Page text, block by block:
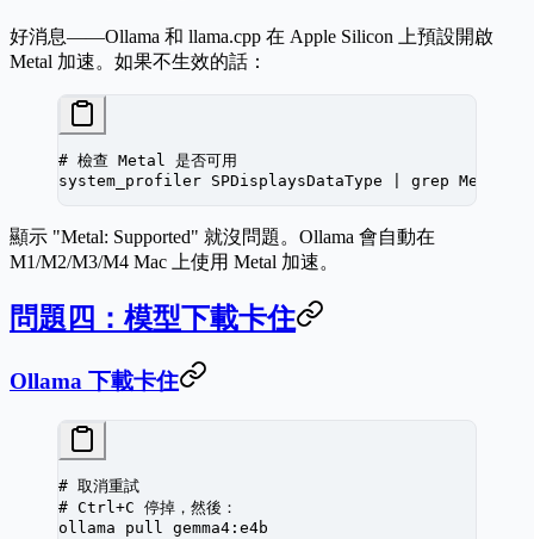
好消息——Ollama 和 llama.cpp 在 Apple Silicon 上預設開啟
Metal 加速。如果不生效的話：
# 檢查 Metal 是否可用
system_profiler SPDisplaysDataType grep Metal
顯示 "Metal: Supported" 就沒問題。Ollama 會自動在
M1/M2/M3/M4 Mac 上使用 Metal 加速。
問題四：模型下載卡住
Ollama 下載卡住
# 取消重試
# Ctrl+C 停掉，然後：
ollama pull gemma4:e4b